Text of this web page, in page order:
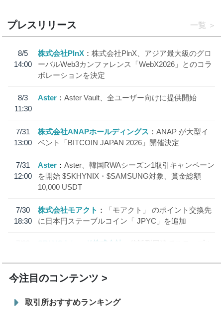
プレスリリース 一覧
8/5
14:00
株式会社PlnX
株式会社PlnX、アジア最大級のグロ
ーバルWeb3カンファレンス「WebX2026」とのコラ
ボレーションを決定
8/3
11:30
Aster Aster Vault、全ユーザー向けに提供開始
7/31
13:00
株式会社ANAPホールディングス
ANAP が大型イ
ベント「BITCOIN JAPAN 2026」開催決定
7/31
12:00
Aster
Aster、韓国RWAシーズン1取引キャンペーン
を開始 $SKHYNIX・$SAMSUNG対象、賞金総額
10,000 USDT
7/30
18:30
株式会社モアクト
「モアクト」 のポイント交換先
に日本円ステーブルコイン「 JPYC」を追加
7/29
SBI VCトレード株式会社
信託型円建てステーブル
今注目のコンテンツ
取引所おすすめランキング